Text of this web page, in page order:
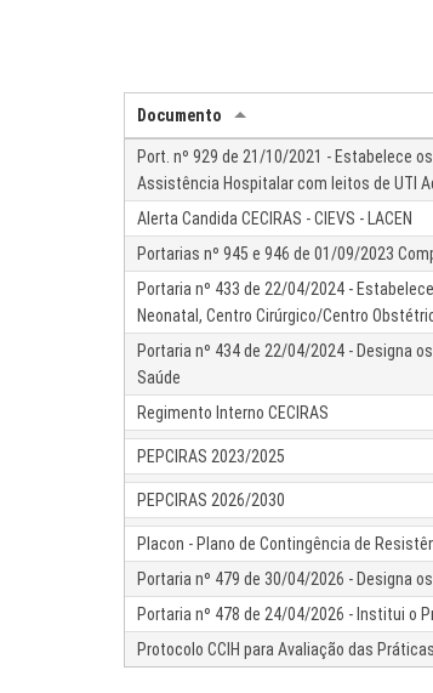
Documento
Port. nº 929 de 21/10/2021 - Estabelece
Assistência Hospitalar com leitos de UTI
Alerta Candida CECIRAS - CIEVS - LACEN
Portarias nº 945 e 946 de 01/09/2023
Portaria nº 433 de 22/04/2024 -
Neonatal, Centro Cirúrgico/Centro
Portaria nº 434 de 22/04/2024 - Designa
Saúde
Regimento Interno CECIRAS
PEPCIRAS 2023/2025
PEPCIRAS 2026/2030
Placon - Plano de Contingência de
Portaria nº 479 de 30/04/2026 - Designa
Portaria nº 478 de 24/04/2026 - Institui o
Protocolo CCIH para Avaliação das